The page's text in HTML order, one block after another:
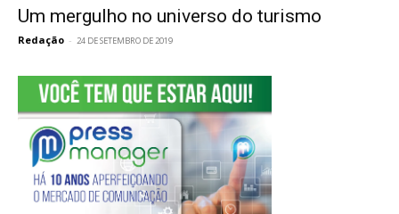
Um mergulho no universo do turismo
Redação - 24 DE SETEMBRO DE 2019